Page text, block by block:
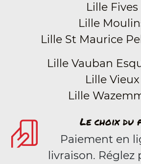
Lille Fives
Lille
Lille St Maurice
Lille Vauban
Lille Vieux
Lille
Le choix du
Paiement en
livraison.